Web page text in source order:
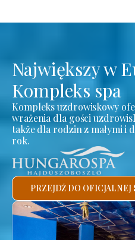
Największy w
Kompleks spa
Kompleks uzdrowiskowy
wrażenia dla gości
także dla rodzin z małymi i
rok.
PRZEJDŹ DO OFICJALNEJ